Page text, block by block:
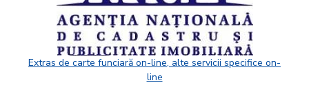
Extras de carte funciară on-line, alte servicii specifice on-
line